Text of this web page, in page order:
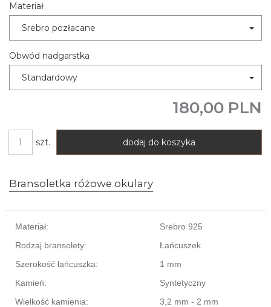
Materiał
Srebro pozłacane
Obwód nadgarstka
Standardowy
180,00 PLN
szt. dodaj do koszyka
Bransoletka różowe okulary
Materiał:
Srebro 925
Rodzaj bransolety:
Łańcuszek
Szerokość łańcuszka:
1 mm
Kamień:
Syntetyczny
Wielkość kamienia:
3,2 mm - 2 mm